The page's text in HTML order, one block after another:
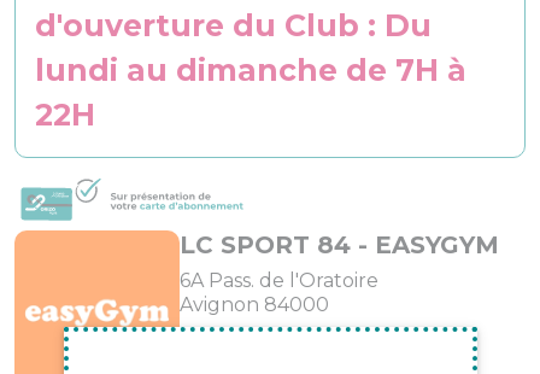
d'ouverture du Club : Du
lundi au dimanche de 7H à
22H
LC SPORT 84 - EASYGYM
6A Pass. de l'Oratoire
Avignon 84000